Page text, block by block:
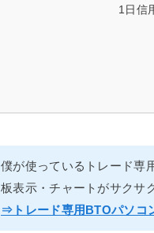
1日信
僕が使っているトレード専
板表示・チャートがサクサ
⇒トレード専用BTOパソコ